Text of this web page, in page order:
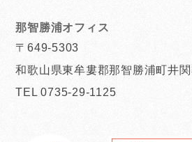
那智勝浦オフィス
〒649-5303
和歌山県東牟婁郡那智勝浦町井
TEL 0735-29-1125